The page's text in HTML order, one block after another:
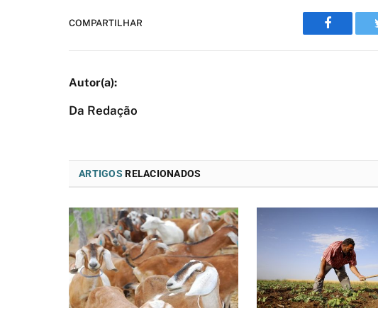
COMPARTILHAR
Facebook
Da Redação
ARTIGOS RELACIONADOS